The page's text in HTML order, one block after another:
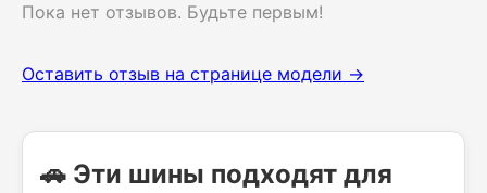
Пока нет отзывов. Будьте первым!
Оставить отзыв на странице модели →
🚗 Эти шины подходят для